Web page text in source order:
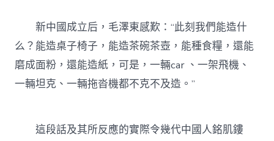
新中國成立后，毛澤東感歎：“此刻我們能造什
么？能造桌子椅子，能造茶碗茶壺，能種食糧，還能
磨成面粉，還能造紙，可是，一輛car 、一架飛機、
一輛坦克、一輛拖沓機都不克不及造。”
這段話及其所反應的實際令幾代中國人銘肌鏤